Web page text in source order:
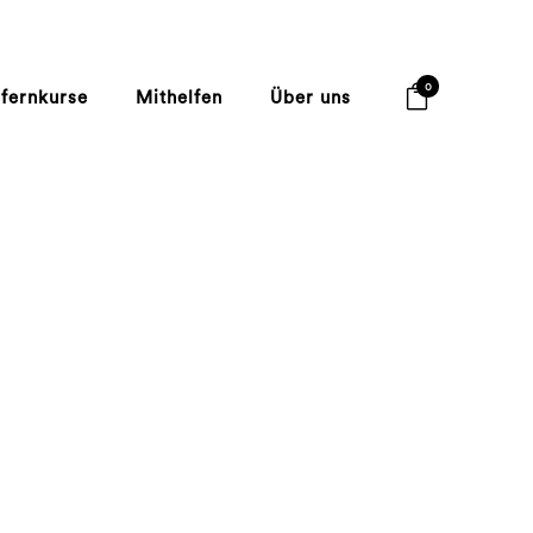
0
Mithelfen Über uns